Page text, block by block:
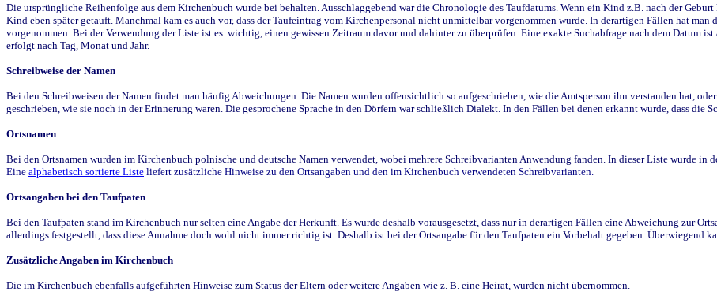
Die ursprüngliche Reihenfolge aus dem Kirchenbuch wurde bei behalten. Ausschlaggebend war die Chronologie des Taufdatums. Wenn ein Kind z.B. nach der
Kind eben später getauft. Manchmal kam es auch vor, dass der Taufeintrag vom Kirchenpersonal nicht unmittelbar vorgenommen wurde. In derartigen Fällen hat
vorgenommen. Bei der Verwendung der Liste ist es wichtig, einen gewissen Zeitraum davor und dahinter zu überprüfen. Eine exakte Suchabfrage nach dem Datum
erfolgt nach Tag, Monat und Jahr.
Schreibweise der Namen
Bei den Schreibweisen der Namen findet man häufig Abweichungen. Die Namen wurden offensichtlich so aufgeschrieben, wie die Amtsperson ihn verstanden hat,
geschrieben, wie sie noch in der Erinnerung waren. Die gesprochene Sprache in den Dörfern war schließlich Dialekt. In den Fällen bei denen erkannt wurde, dass die
Ortsnamen
Bei den Ortsnamen wurden im Kirchenbuch polnische und deutsche Namen verwendet, wobei mehrere Schreibvarianten Anwendung fanden. In dieser Liste wurde in
Eine alphabetisch sortierte Liste liefert zusätzliche Hinweise zu den Ortsangaben und den im Kirchenbuch verwendeten Schreibvarianten.
Ortsangaben bei den Taufpaten
Bei den Taufpaten stand im Kirchenbuch nur selten eine Angabe der Herkunft. Es wurde deshalb vorausgesetzt, dass nur in derartigen Fällen eine Abweichung zur
allerdings festgestellt, dass diese Annahme doch wohl nicht immer richtig ist. Deshalb ist bei der Ortsangabe für den Taufpaten ein Vorbehalt gegeben. Überwiegend
Zusätzliche Angaben im Kirchenbuch
Die im Kirchenbuch ebenfalls aufgeführten Hinweise zum Status der Eltern oder weitere Angaben wie z. B. eine Heirat, wurden nicht übernommen.